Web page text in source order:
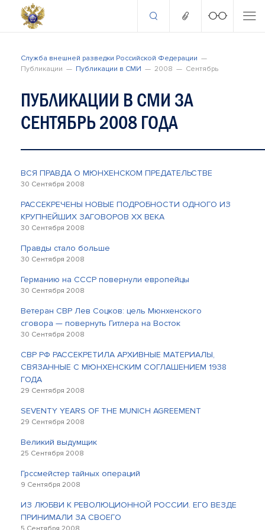
Служба внешней разведки Российской Федерации
Публикации
Публикации в СМИ 2008 Сентябрь
ПУБЛИКАЦИИ В СМИ ЗА
СЕНТЯБРЬ 2008 ГОДА
ВСЯ ПРАВДА О МЮНХЕНСКОМ ПРЕДАТЕЛЬСТВЕ
30 Сентября 2008
РАССЕКРЕЧЕНЫ НОВЫЕ ПОДРОБНОСТИ ОДНОГО ИЗ
КРУПНЕЙШИХ ЗАГОВОРОВ ХХ ВЕКА
30 Сентября 2008
Правды стало больше
30 Сентября 2008
Германию на СССР повернули европейцы
30 Сентября 2008
Ветеран СВР Лев Соцков: цель Мюнхенского
сговора — повернуть Гитлера на Восток
30 Сентября 2008
СВР РФ РАССЕКРЕТИЛА АРХИВНЫЕ МАТЕРИАЛЫ,
СВЯЗАННЫЕ С МЮНХЕНСКИМ СОГЛАШЕНИЕМ 1938
ГОДА
29 Сентября 2008
SEVENTY YEARS OF THE MUNICH AGREEMENT
29 Сентября 2008
Великий выдумщик
25 Сентября 2008
Грссмейстер тайных операций
9 Сентября 2008
ИЗ ЛЮБВИ К РЕВОЛЮЦИОННОЙ РОССИИ. ЕГО ВЕЗДЕ
ПРИНИМАЛИ ЗА СВОЕГО